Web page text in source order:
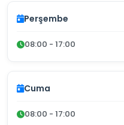
Perşembe
08:00 - 17:00
Cuma
08:00 - 17:00